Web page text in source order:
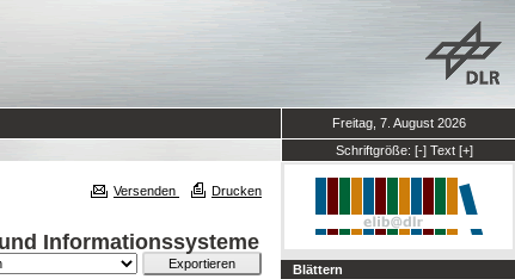
Freitag, 7. August 2026
Schriftgröße: [-] Text [+]
Versenden Drucken
Informationssysteme
Blättern